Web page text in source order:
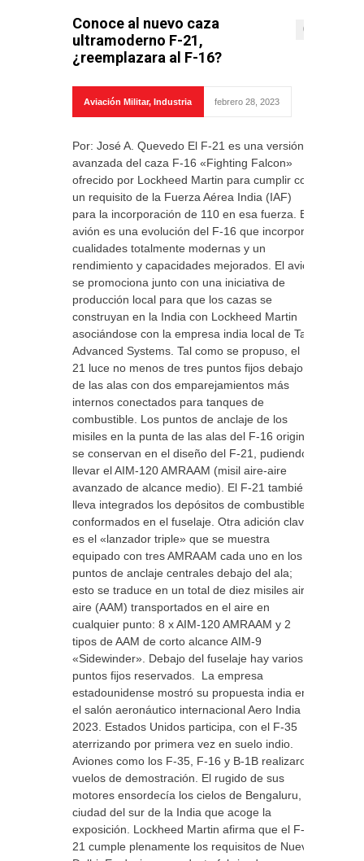
Conoce al nuevo caza
ultramoderno F-21,
¿reemplazara al F-16?
0
Aviación Militar, Industria febrero 28, 2023
Por: José A. Quevedo El F-21 es una versión
avanzada del caza F-16 «Fighting Falcon»
ofrecido por Lockheed Martin para cumplir con
un requisito de la Fuerza Aérea India (IAF)
para la incorporación de 110 en esa fuerza. El
avión es una evolución del F-16 que incorpora
cualidades totalmente modernas y un
rendimiento y capacidades mejorados. El avión
se promociona junto con una iniciativa de
producción local para que los cazas se
construyan en la India con Lockheed Martin
asociándose con la empresa india local de Tata
Advanced Systems. Tal como se propuso, el F-
21 luce no menos de tres puntos fijos debajo
de las alas con dos emparejamientos más
internos conectados para tanques de
combustible. Los puntos de anclaje de los
misiles en la punta de las alas del F-16 original
se conservan en el diseño del F-21, pudiendo
llevar el AIM-120 AMRAAM (misil aire-aire
avanzado de alcance medio). El F-21 también
lleva integrados los depósitos de combustible
conformados en el fuselaje. Otra adición clave
es el «lanzador triple» que se muestra
equipado con tres AMRAAM cada uno en los
puntos de anclaje centrales debajo del ala;
esto se traduce en un total de diez misiles aire-
aire (AAM) transportados en el aire en
cualquier punto: 8 x AIM-120 AMRAAM y 2
tipos de AAM de corto alcance AIM-9
«Sidewinder». Debajo del fuselaje hay varios
puntos fijos reservados. La empresa
estadounidense mostró su propuesta india en
el salón aeronáutico internacional Aero India
2023. Estados Unidos participa, con el F-35
aterrizando por primera vez en suelo indio.
Aviones como los F-35, F-16 y B-1B realizaron
vuelos de demostración. El rugido de sus
motores ensordecía los cielos de Bengaluru, la
ciudad del sur de la India que acoge la
exposición. Lockheed Martin afirma que el F-
21 cumple plenamente los requisitos de Nueva